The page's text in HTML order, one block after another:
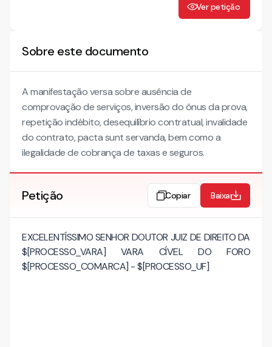
Ver petição
Sobre este documento
A manifestação versa sobre ausência de
comprovação de serviços, inversão do ônus da prova,
repetição indébito, desequilíbrio contratual, invalidade
do contrato, pacta sunt servanda, bem como a
ilegalidade de cobrança de taxas e seguros.
Petição Copiar Baixar
EXCELENTÍSSIMO SENHOR DOUTOR JUIZ DE DIREITO DA
$[PROCESSO_VARA] VARA CÍVEL DO FORO
$[PROCESSO_COMARCA] - $[PROCESSO_UF]